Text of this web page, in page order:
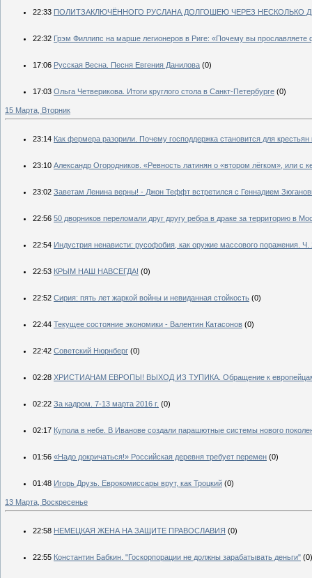
22:33 ПОЛИТЗАКЛЮЧЁННОГО РУСЛАНА ДОЛГОШЕЮ ЧЕРЕЗ НЕСКОЛЬКО
22:32 Грэм Филлипс на марше легионеров в Риге: «Почему вы
17:06 Русская Весна. Песня Евгения Данилова (0)
17:03 Ольга Четверикова. Итоги круглого стола в Санкт-Петербурге (0)
15 Марта, Вторник
23:14 Как фермера разорили. Почему господдержка становится для крестьян
23:10 Александр Огородников. «Ревность латинян о «втором лёгком», или с
23:02 Заветам Ленина верны! - Джон Теффт встретился с Геннадием
22:56 50 дворников переломали друг другу ребра в драке за территорию в
22:54 Индустрия ненависти: русофобия, как оружие массового поражения. Ч.
22:53 КРЫМ НАШ НАВСЕГДА! (0)
22:52 Сирия: пять лет жаркой войны и невиданная стойкость (0)
22:44 Текущее состояние экономики - Валентин Катасонов (0)
22:42 Советский Нюрнберг (0)
02:28 ХРИСТИАНАМ ЕВРОПЫ! ВЫХОД ИЗ ТУПИКА. Обращение к европейцам
02:22 За кадром. 7-13 марта 2016 г. (0)
02:17 Купола в небе. В Иванове создали парашютные системы нового
01:56 «Надо докричаться!» Российская деревня требует перемен (0)
01:48 Игорь Друзь. Еврокомиссары врут, как Троцкий (0)
13 Марта, Воскресенье
22:58 НЕМЕЦКАЯ ЖЕНА НА ЗАЩИТЕ ПРАВОСЛАВИЯ (0)
22:55 Константин Бабкин. "Госкорпорации не должны зарабатывать деньги" (0)